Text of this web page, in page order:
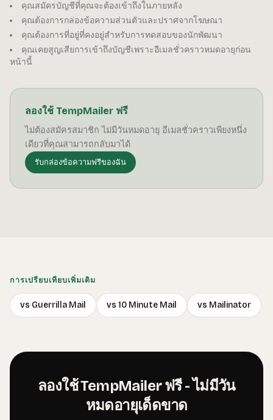
คุณสมัครบัญชีที่คุณจะต้องเข้าถึงในภายหลัง
คุณต้องการกล่องข้อความส่วนตัวและปราศจากโฆษณา
คุณต้องการที่อยู่ที่คงอยู่สำหรับการทดสอบของนักพัฒนา
คุณเคยสูญเสียการเข้าถึงบัญชีเพราะอีเมลชั่วคราวหมดอายุก่อน
หน้านี้
ลองใช้ TempMailer ฟรี
ไม่ต้องสมัครสมาชิก ไม่มีวันหมดอายุ อีเมลชั่วคราวเพียงหนึ่ง
เดียวที่คุณสามารถกลับมาได้
รับกล่องข้อความฟรีของฉัน
การเปรียบเทียบเพิ่มเติม
vs Guerrilla Mail vs 10 Minute Mail vs Mailinator
ลองใช้ TempMailer ฟรี - ไม่มีวัน
หมดอายุเด็ดขาด